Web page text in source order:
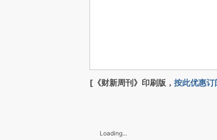
[《财新周刊》印刷版， 按此优惠订
Loading...